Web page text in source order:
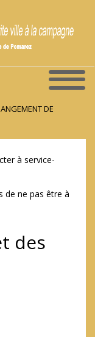
DE
à service-
de ne pas être à
des